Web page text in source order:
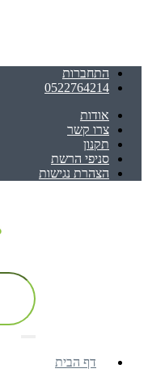
התחברות
0522764214
אודות
צרו קשר
תקנון
סניפי הרשת
הצהרת נגישות
דף הבית